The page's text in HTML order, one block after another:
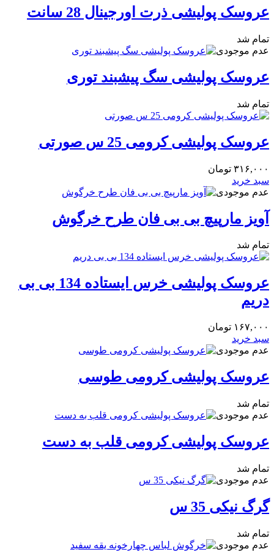
عروسک پولیشی ذرت اورجینال 28 سانت
تمام شد
عدم موجودی
عروسک پولیشی سگ پیشبند توری
تمام شد
عروسک پولیشی کرومی 25 س صورتی
۳۱۶,۰۰۰ تومان
سبد خرید
عدم موجودی
آویز مارپیچ بی بی فان طرح خرگوش
تمام شد
عروسک پولیشی خرس ایستاده 134 بی بی
دریم
۱۶۷,۰۰۰ تومان
سبد خرید
عدم موجودی
عروسک پولیشی کرومی طوسی
تمام شد
عدم موجودی
عروسک پولیشی کرومی قلب به دست
تمام شد
عدم موجودی
گرگ نیکی 35 س
تمام شد
عدم موجودی